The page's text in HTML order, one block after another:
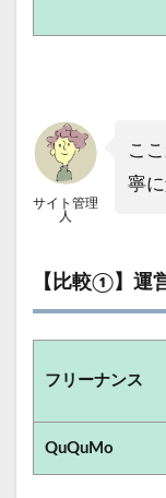
サイト管理
人
こ
寧
【比較①】運
フリーナンス
QuQuMo